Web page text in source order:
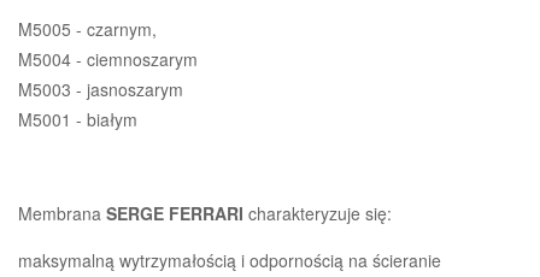
M5005 - czarnym,
M5004 - ciemnoszarym
M5003 - jasnoszarym
M5001 - białym
Membrana SERGE FERRARI charakteryzuje się:
maksymalną wytrzymałością i odpornością na ścieranie